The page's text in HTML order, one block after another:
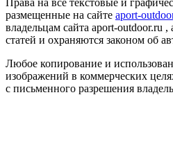
размещенные на сайте aport-
владельцам сайта aport-outdoor.ru
статей и охраняются законом об
Любое копирование и
изображений в коммерческих
с письменного разрешения